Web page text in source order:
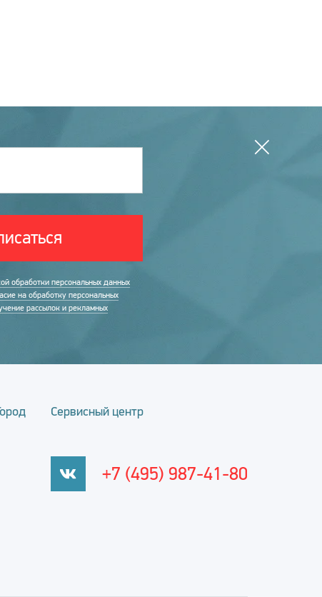
обработки персональных данных
на обработку персональных
рассылок и рекламных
Сервисный центр
+7 (495) 987-41-80